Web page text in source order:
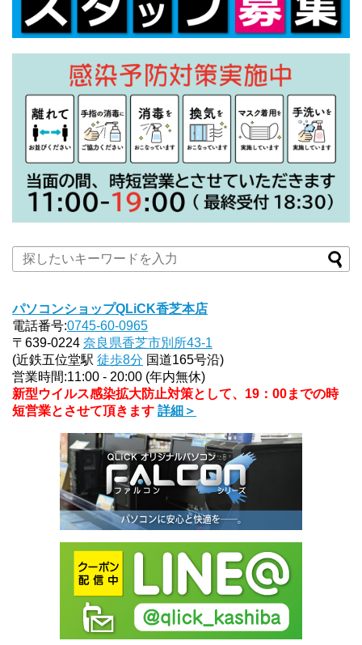
パソコンショップQLiCK香芝本店
電話番号:0745-60-0965
〒639-0224 奈良県香芝市別所43-1
(近鉄五位堂駅 徒歩8分 国道165号沿)
営業時間:11:00 - 20:00 (年内無休)
新型ウイルス感染拡大防止対策として、19：00までの時
短営業とさせて頂きます 詳細＞